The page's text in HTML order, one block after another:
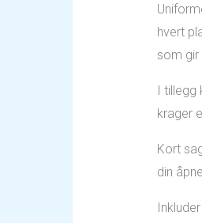
hvert
som
I tillegg
krager
Kort
din